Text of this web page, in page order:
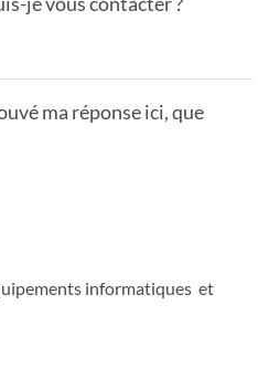
ma réponse ici, que
informatiques et